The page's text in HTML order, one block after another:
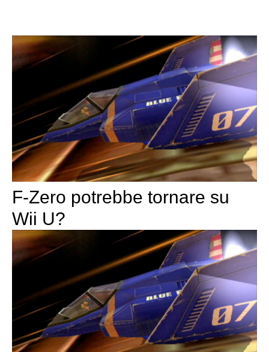
F-Zero potrebbe tornare su
Wii U?